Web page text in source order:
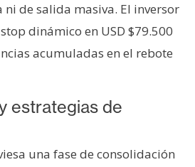
de salida masiva. El inversor
dinámico en USD $79.500
acumuladas en el rebote
estrategias de
una fase de consolidación